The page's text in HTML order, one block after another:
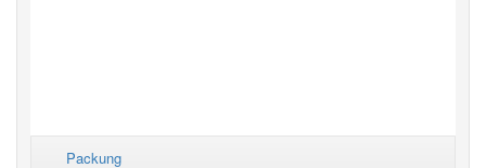
Packung